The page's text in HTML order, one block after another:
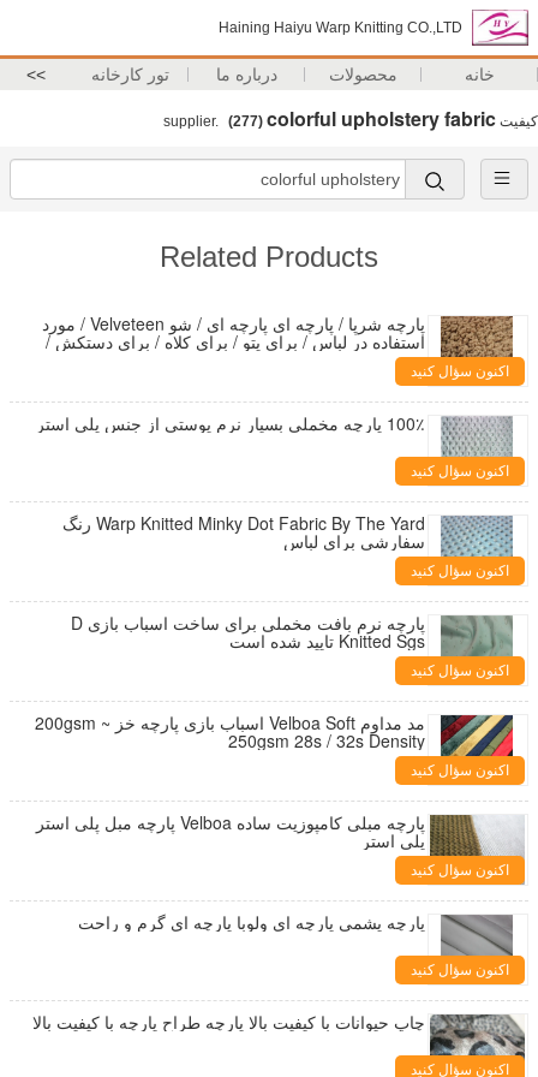
Haining Haiyu Warp Knitting CO.,LTD
خانه محصولات درباره ما تور کارخانه >>
کیفیت colorful upholstery fabric
(277)
Related Products
پارچه شرپا / پارچه ای پارچه ای / شو Velveteen / مورد
استفاده در لباس / برای پتو / برای کلاه / برای دستکش /
برای روسریاکنون سؤال کنید
100٪ پارچه مخملی بسیار نرم پوستی از جنس پلی استر
اکنون سؤال کنید
Warp Knitted Minky Dot Fabric By The Yard رنگ
سفارشی برای لباس
اکنون سؤال کنید
پارچه نرم بافت مخملی برای ساخت اسباب بازی D
Knitted Sgs تایید شده است
اکنون سؤال کنید
مد مداوم Velboa Soft اسباب بازی پارچه خز 200gsm ~
250gsm 28s / 32s Density
اکنون سؤال کنید
پارچه مبلی کامپوزیت ساده Velboa پارچه مبل پلی استر
پلی استر
اکنون سؤال کنید
پارچه پشمی پارچه ای ولوبا پارچه ای گرم و راحت
اکنون سؤال کنید
چاپ حیوانات با کیفیت بالا پارچه طراح پارچه با کیفیت بالا
اکنون سؤال کنید